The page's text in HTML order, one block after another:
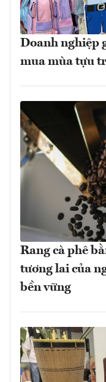
Doanh nghiệp
mua mùa tựu
Rang cà phê
tương lai của
bền vững